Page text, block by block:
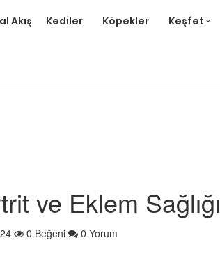
Akış Kediler Köpekler Keşfet
ve Eklem Sağlığı
0 Beğeni 0 Yorum